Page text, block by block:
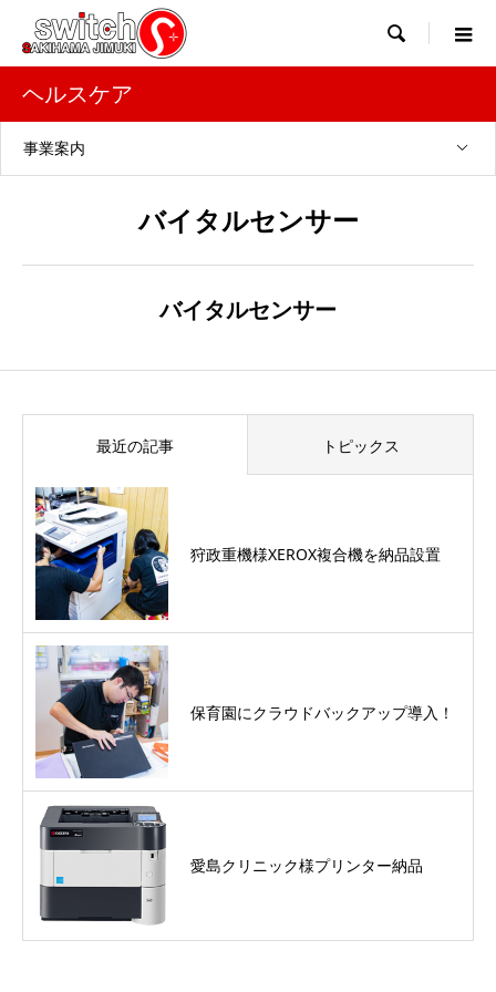

ヘルスケア
事業案内
バイタルセンサー
バイタルセンサー
最近の記事 トピックス
狩政重機様XEROX複合機を納品設置
保育園にクラウドバックアップ導入！
愛島クリニック様プリンター納品